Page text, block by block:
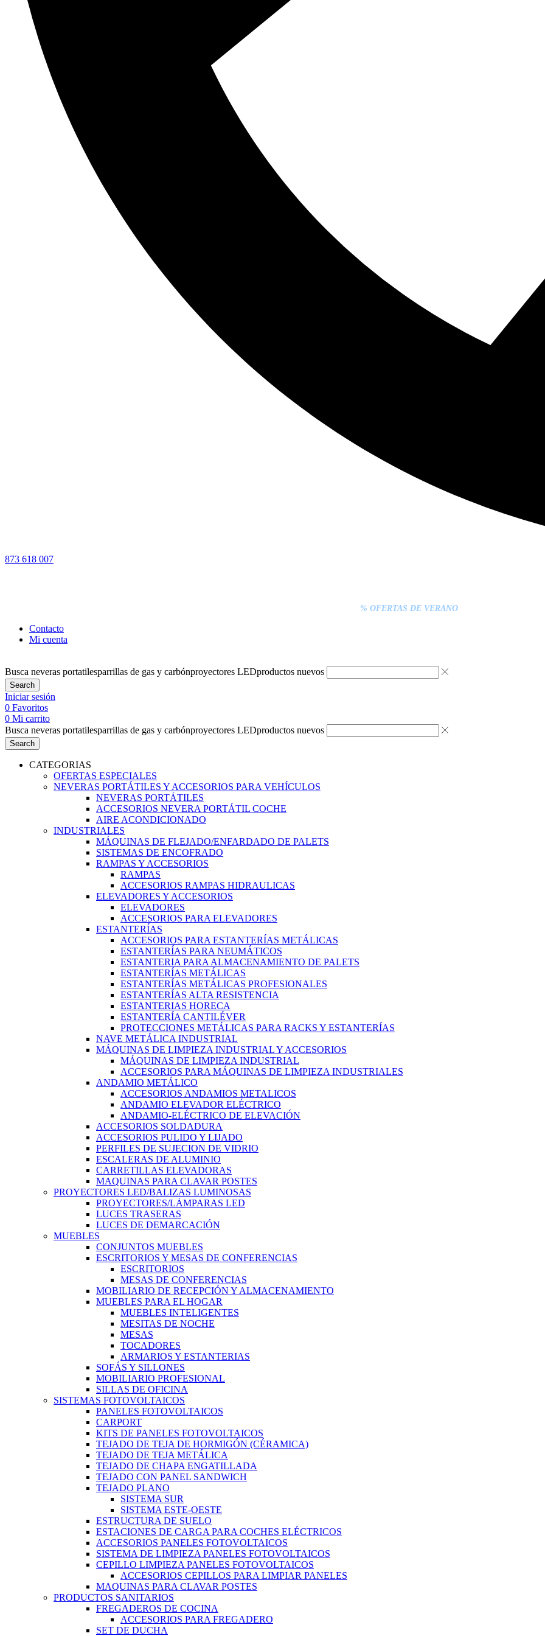
873 618 007
% OFERTAS DE VERANO
Contacto
Mi cuenta
Busca neveras portatilesparrillas de gas y carbónproyectores LEDproductos nuevos
Search
Iniciar sesión
0 Favoritos
0 Mi carrito
Busca neveras portatilesparrillas de gas y carbónproyectores LEDproductos nuevos
Search
CATEGORIAS
OFERTAS ESPECIALES
NEVERAS PORTÁTILES Y ACCESORIOS PARA VEHÍCULOS
NEVERAS PORTÁTILES
ACCESORIOS NEVERA PORTÁTIL COCHE
AIRE ACONDICIONADO
INDUSTRIALES
MÁQUINAS DE FLEJADO/ENFARDADO DE PALETS
SISTEMAS DE ENCOFRADO
RAMPAS Y ACCESORIOS
RAMPAS
ACCESORIOS RAMPAS HIDRAULICAS
ELEVADORES Y ACCESORIOS
ELEVADORES
ACCESORIOS PARA ELEVADORES
ESTANTERÍAS
ACCESORIOS PARA ESTANTERÍAS METÁLICAS
ESTANTERÍAS PARA NEUMÁTICOS
ESTANTERIA PARA ALMACENAMIENTO DE PALETS
ESTANTERÍAS METÁLICAS
ESTANTERÍAS METÁLICAS PROFESIONALES
ESTANTERÍAS ALTA RESISTENCIA
ESTANTERIAS HORECA
ESTANTERÍA CANTILÉVER
PROTECCIONES METÁLICAS PARA RACKS Y ESTANTERÍAS
NAVE METÁLICA INDUSTRIAL
MÁQUINAS DE LIMPIEZA INDUSTRIAL Y ACCESORIOS
MÁQUINAS DE LIMPIEZA INDUSTRIAL
ACCESORIOS PARA MÁQUINAS DE LIMPIEZA INDUSTRIALES
ANDAMIO METÁLICO
ACCESORIOS ANDAMIOS METALICOS
ANDAMIO ELEVADOR ELÉCTRICO
ANDAMIO-ELÉCTRICO DE ELEVACIÓN
ACCESORIOS SOLDADURA
ACCESORIOS PULIDO Y LIJADO
PERFILES DE SUJECION DE VIDRIO
ESCALERAS DE ALUMINIO
CARRETILLAS ELEVADORAS
MAQUINAS PARA CLAVAR POSTES
PROYECTORES LED/BALIZAS LUMINOSAS
PROYECTORES/LÁMPARAS LED
LUCES TRASERAS
LUCES DE DEMARCACIÓN
MUEBLES
CONJUNTOS MUEBLES
ESCRITORIOS Y MESAS DE CONFERENCIAS
ESCRITORIOS
MESAS DE CONFERENCIAS
MOBILIARIO DE RECEPCIÓN Y ALMACENAMIENTO
MUEBLES PARA EL HOGAR
MUEBLES INTELIGENTES
MESITAS DE NOCHE
MESAS
TOCADORES
ARMARIOS Y ESTANTERIAS
SOFÁS Y SILLONES
MOBILIARIO PROFESIONAL
SILLAS DE OFICINA
SISTEMAS FOTOVOLTAICOS
PANELES FOTOVOLTAICOS
CARPORT
KITS DE PANELES FOTOVOLTAICOS
TEJADO DE TEJA DE HORMIGÓN (CÉRAMICA)
TEJADO DE TEJA METÁLICA
TEJADO DE CHAPA ENGATILLADA
TEJADO CON PANEL SANDWICH
TEJADO PLANO
SISTEMA SUR
SISTEMA ESTE-OESTE
ESTRUCTURA DE SUELO
ESTACIONES DE CARGA PARA COCHES ELÉCTRICOS
ACCESORIOS PANELES FOTOVOLTAICOS
SISTEMA DE LIMPIEZA PANELES FOTOVOLTAICOS
CEPILLO LIMPIEZA PANELES FOTOVOLTAICOS
ACCESORIOS CEPILLOS PARA LIMPIAR PANELES
MAQUINAS PARA CLAVAR POSTES
PRODUCTOS SANITARIOS
FREGADEROS DE COCINA
ACCESORIOS PARA FREGADERO
SET DE DUCHA